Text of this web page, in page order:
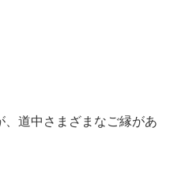
道中さまざまなご縁があ